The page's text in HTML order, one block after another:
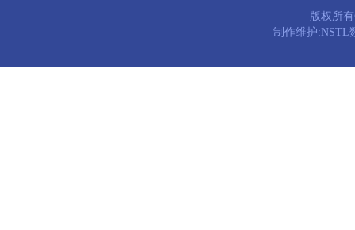
版权所
制作维护:NSTL